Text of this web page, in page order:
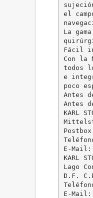
el
La
Fácil
Con la
todos
e
poco
Antes
Antes
KARL
E-Mail:
KARL
Lago
D.F.
E-Mail: